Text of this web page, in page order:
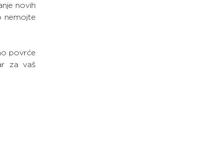
novih
nemojte
povrće
za vaš